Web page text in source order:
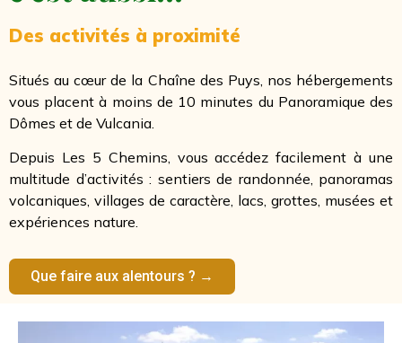
Des activités à proximité
Situés au cœur de la Chaîne des Puys, nos hébergements
vous placent à moins de 10 minutes du Panoramique des
Dômes et de Vulcania.
Depuis Les 5 Chemins, vous accédez facilement à une
multitude d’activités : sentiers de randonnée, panoramas
volcaniques, villages de caractère, lacs, grottes, musées et
expériences nature.
Que faire aux alentours ? →